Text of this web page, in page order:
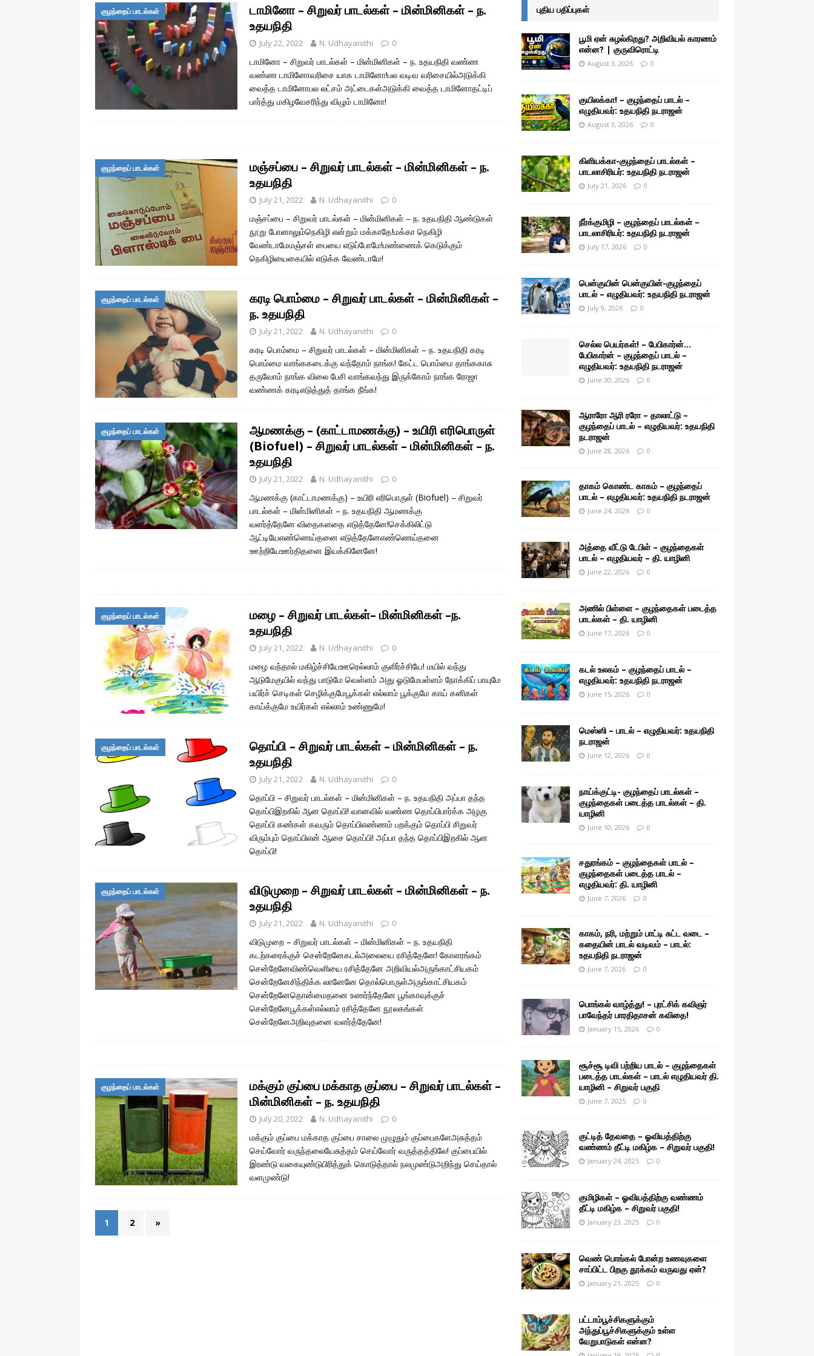
குழந்தைப் பாடல்கள்
டாமினோ – சிறுவர் பாடல்கள் – மின்மினிகள் – ந.
உதயநிதி
July 22, 2022 N. Udhayanithi 0
டாமினோ – சிறுவர் பாடல்கள் – மின்மினிகள் – ந. உதயநிதி வண்ண
வண்ண டாமினோவரிசை யாக டாமினோ!பல வடிவ வரிசையில்அடுக்கி
வைத்த டாமினோபல லட்சம் அட்டைகள்அடுக்கி வைத்த டாமினோதட்டிப்
பார்த்து மகிழவேசரிந்து விழும் டாமினோ!
குழந்தைப் பாடல்கள்
மஞ்சப்பை – சிறுவர் பாடல்கள் – மின்மினிகள் – ந.
உதயநிதி
July 21, 2022 N. Udhayanithi 0
மஞ்சப்பை – சிறுவர் பாடல்கள் – மின்மினிகள் – ந. உதயநிதி ஆண்டுகள்
நூறு போனாலும்நெகிழி என்றும் மக்காதே!மக்கா நெகிழி
வேண்டாமேமஞ்சள் பையை எடுப்போமே!மண்ணைக் கெடுக்கும்
நெகிழியைகையில் எடுக்க வேண்டாமே!
குழந்தைப் பாடல்கள்
கரடி பொம்மை – சிறுவர் பாடல்கள் – மின்மினிகள் –
ந. உதயநிதி
July 21, 2022 N. Udhayanithi 0
கரடி பொம்மை – சிறுவர் பாடல்கள் – மின்மினிகள் – ந. உதயநிதி கரடி
பொம்மை வாங்ககடைக்கு வந்தோம் நாங்க! கேட்ட பொம்மை தாங்ககாசு
தருவோம் நாங்க விலை பேசி வாங்கவந்து இருக்கோம் நாங்க ரோஜா
வண்ணக் கரடிஎடுத்துத் தாங்க நீங்க!
குழந்தைப் பாடல்கள்
ஆமணக்கு – (காட்டாமணக்கு) – உயிரி எரிபொருள்
(Biofuel) – சிறுவர் பாடல்கள் – மின்மினிகள் – ந.
உதயநிதி
July 21, 2022 N. Udhayanithi 0
ஆமணக்கு (காட்டாமணக்கு) – உயிரி எரிபொருள் (Biofuel) – சிறுவர்
பாடல்கள் – மின்மினிகள் – ந. உதயநிதி ஆமணக்கு
வளர்த்தேனே விதைகளதை எடுத்தேனே!செக்கிலிட்டு
ஆட்டியேஎண்ணெய்தனை எடுத்தேனேஎண்ணெய்தனை
ஊற்றியேஊர்திதனை இயக்கினேனே!
குழந்தைப் பாடல்கள்
மழை – சிறுவர் பாடல்கள்– மின்மினிகள் –ந.
உதயநிதி
July 21, 2022 N. Udhayanithi 0
மழை வந்தால் மகிழ்ச்சியேஊரெல்லாம் குளிர்ச்சியே! மயில் வந்து
ஆடுமேகுயில் வந்து பாடுமே வெள்ளம் அது ஓடுமேபள்ளம் நோக்கிப் பாயுமே
பயிர்ச் செடிகள் செழிக்குமேபூக்கள் எல்லாம் பூக்குமே காய் கனிகள்
காய்க்குமே உயிர்கள் எல்லாம் உண்ணுமே!
குழந்தைப் பாடல்கள்
தொப்பி – சிறுவர் பாடல்கள் – மின்மினிகள் – ந.
உதயநிதி
July 21, 2022 N. Udhayanithi 0
தொப்பி – சிறுவர் பாடல்கள் – மின்மினிகள் – ந. உதயநிதி அப்பா தந்த
தொப்பிஇறகில் ஆன தொப்பி! வானவில் வண்ண தொப்பிபார்க்க அழகு
தொப்பி கண்கள் கவரும் தொப்பிஎண்ணம் பறக்கும் தொப்பி சிறுவர்
விரும்பும் தொப்பிஎன் ஆசை தொப்பி! அப்பா தந்த தொப்பிஇறகில் ஆன
தொப்பி!
குழந்தைப் பாடல்கள்
விடுமுறை – சிறுவர் பாடல்கள் – மின்மினிகள் – ந.
உதயநிதி
July 21, 2022 N. Udhayanithi 0
விடுமுறை – சிறுவர் பாடல்கள் – மின்மினிகள் – ந. உதயநிதி
கடற்கரைக்குச் சென்றேனேகடல்அலையை ரசித்தேனே! கோளரங்கம்
சென்றேனேவிண்வெளியை ரசித்தேனே அறிவியல்அருங்காட்சியகம்
சென்றேனேசிந்திக்க லானேனே தொல்பொருள்அருங்காட்சியகம்
சென்றேனேதொன்மைதனை உணர்ந்தேனே பூங்காவுக்குச்
சென்றேனேபூக்கள்எல்லாம் ரசித்தேனே நூலகங்கள்
சென்றேனேஅறிவுதனை வளர்த்தேனே!
குழந்தைப் பாடல்கள்
மக்கும் குப்பை மக்காத குப்பை – சிறுவர் பாடல்கள் –
மின்மினிகள் – ந. உதயநிதி
July 20, 2022 N. Udhayanithi 0
மக்கும் குப்பை மக்காத குப்பை சாலை முழுதும் குப்பைகளேஅசுத்தம்
செய்வோர் வருந்தலையேசுத்தம் செய்வோர் வருத்தத்திலே! குப்பையில்
இரண்டு வகையுண்டுபிரித்துக் கொடுத்தால் நலமுண்டுஅறிந்து செய்தால்
வளமுண்டு!
1 2 »
புதிய பதிப்புகள்
பூமி ஏன் சுழல்கிறது? அறிவியல் காரணம்
என்ன? | குருவிரொட்டி
August 3, 2026 0
குயிலக்கா! – குழந்தைப் பாடல் –
எழுதியவர்: உதயநிதி நடராஜன்
August 3, 2026 0
கிளியக்கா-குழந்தைப் பாடல்கள் –
பாடலாசிரியர்: உதயநிதி நடராஜன்
July 21, 2026 0
நீர்க்குமிழி – குழந்தைப் பாடல்கள் –
பாடலாசிரியர்: உதயநிதி நடராஜன்
July 17, 2026 0
பென்குயின் பென்குயின்-குழந்தைப்
பாடல் – எழுதியவர்: உதயநிதி நடராஜன்
July 9, 2026 0
செல்ல பெயர்கள்! – பேபிகார்ன்…
பேபிகார்ன் – குழந்தைப் பாடல் –
எழுதியவர்: உதயநிதி நடராஜன்
June 30, 2026 0
ஆராரோ ஆரி ரரோ – தாலாட்டு –
குழந்தைப் பாடல் – எழுதியவர்: உதயநிதி
நடராஜன்
June 28, 2026 0
தாகம் கொண்ட காகம் – குழந்தைப்
பாடல் – எழுதியவர்: உதயநிதி நடராஜன்
June 24, 2026 0
அத்தை வீட்டு டேபிள் – குழந்தைகள்
பாடல் – எழுதியவர் – தி. யாழினி
June 22, 2026 0
அணில் பிள்ளை – குழந்தைகள் படைத்த
பாடல்கள் – தி. யாழினி
June 17, 2026 0
கடல் உலகம் – குழந்தைப் பாடல் –
எழுதியவர்: உதயநிதி நடராஜன்
June 15, 2026 0
மெஸ்ஸி – பாடல் – எழுதியவர்: உதயநிதி
நடராஜன்
June 12, 2026 0
நாய்க்குட்டி- குழந்தைப் பாடல்கள் –
குழந்தைகள் படைத்த பாடல்கள் – தி.
யாழினி
June 10, 2026 0
சதுரங்கம் – குழந்தைகள் பாடல் –
குழந்தைகள் படைத்த பாடல் –
எழுதியவர்: தி. யாழினி
June 7, 2026 0
காகம், நரி, மற்றும் பாட்டி சுட்ட வடை –
கதையின் பாடல் வடிவம் – பாடல்:
உதயநிதி நடராஜன்
June 7, 2026 0
பொங்கல் வாழ்த்து! – புரட்சிக் கவிஞர்
பாவேந்தர் பாரதிதாசன் கவிதை!
January 15, 2026 0
சூச்சூ டிவி பற்றிய பாடல் – குழந்தைகள்
படைத்த பாடல்கள் – பாடல் எழுதியவர் தி.
யாழினி – சிறுவர் பகுதி
June 7, 2025 0
குட்டித் தேவதை – ஓவியத்திற்கு
வண்ணம் தீட்டி மகிழ்க – சிறுவர் பகுதி!
January 24, 2025 0
குமிழிகள் – ஓவியத்திற்கு வண்ணம்
தீட்டி மகிழ்க – சிறுவர் பகுதி!
January 23, 2025 0
வெண் பொங்கல் போன்ற உணவுகளை
சாப்பிட்ட பிறகு தூக்கம் வருவது ஏன்?
January 21, 2025 0
பட்டாம்பூச்சிகளுக்கும்
அந்துப்பூச்சிகளுக்கும் உள்ள
வேறுபாடுகள் என்ன?